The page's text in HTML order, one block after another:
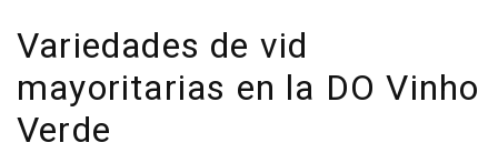
Variedades de vid
mayoritarias en la DO Vinho
Verde